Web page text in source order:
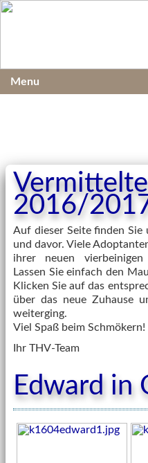
2016/
Auf dieser Seite finden Sie
und davor. Viele
ihrer neuen vierbeinigen
Lassen Sie einfach den
Klicken Sie auf das
über das neue Zuhause
weiterging.
Viel Spaß beim Schmökern!
Ihr THV-Team
Edward in
Menu